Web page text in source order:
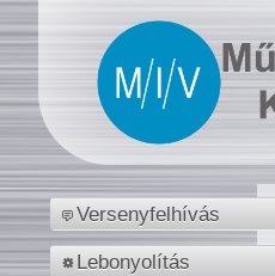
Versenyfelhívás
Lebonyolítás